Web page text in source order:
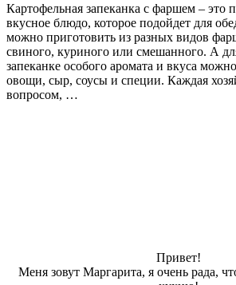
Картофельная запеканка с фаршем – это
вкусное блюдо, которое подойдет для
можно приготовить из разных видов
свиного, куриного или смешанного. А
запеканке особого аромата и вкуса
овощи, сыр, соусы и специи. Каждая
вопросом, …
Привет!
Меня зовут Маргарита, я очень рада,